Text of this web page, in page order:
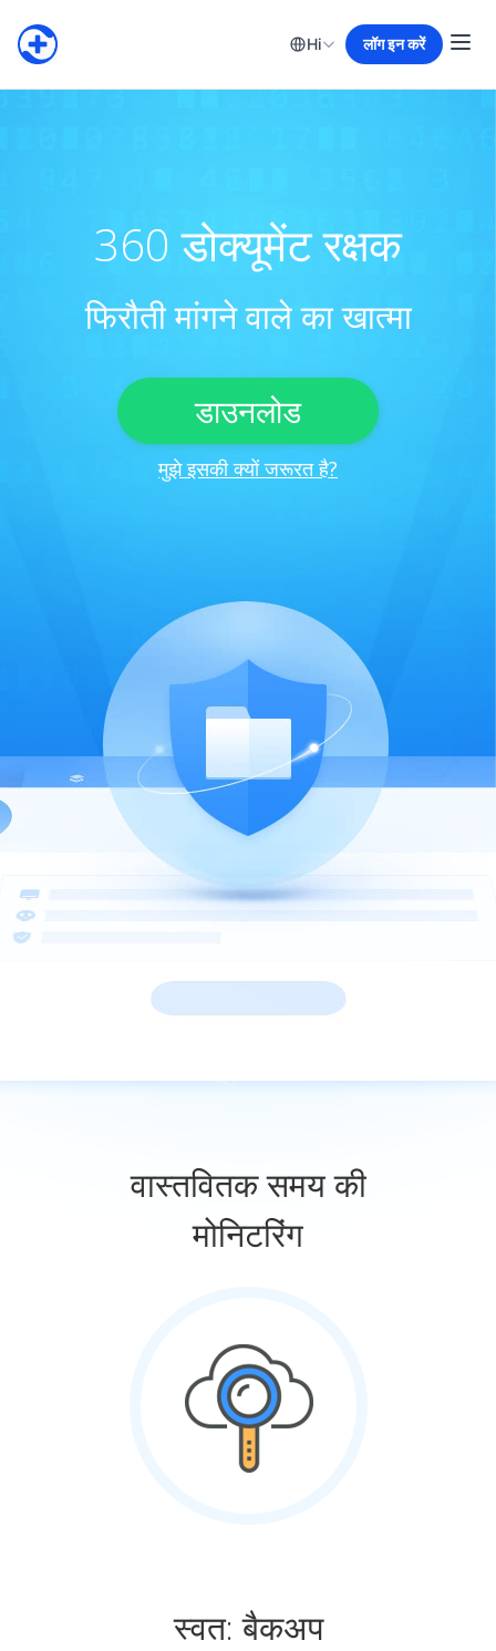
Hi लॉग इन करें
360 डोक्यूमेंट रक्षक
फिरौती मांगने वाले का खात्मा
डाउनलोड
मुझे इसकी क्यों जरूरत है?
वास्तवितक समय की
मोनिटरिंग
स्वत: बैकअप